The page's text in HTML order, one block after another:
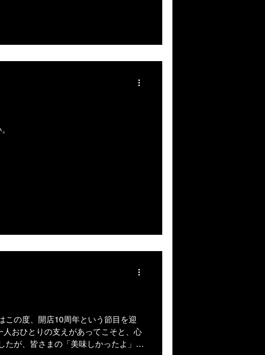
この度、開店10周年という節目を迎
おひとりの支えがあってこそと、心
が、皆さまの「美味しかったよ」